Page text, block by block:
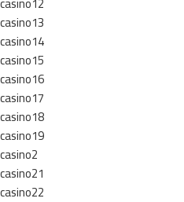
casino13
casino14
casino15
casino16
casino17
casino18
casino19
casino2
casino21
casino22